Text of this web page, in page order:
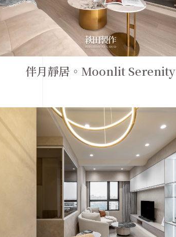
伴月靜居。Moonlit Serenity